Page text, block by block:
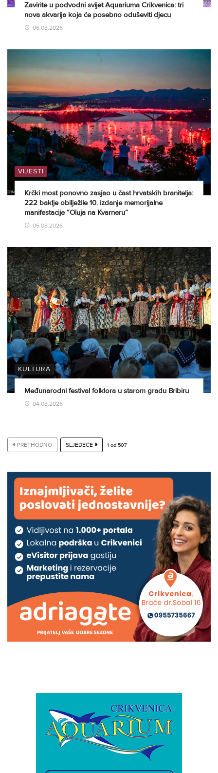
Zavirite u podvodni svijet Aquariuma Crikvenica: tri
nova akvarija koja će posebno oduševiti djecu
06.08.2026
VIJESTI
Krčki most ponovno zasjao u čast hrvatskih branitelja:
222 baklje obilježile 10. izdanje memorijalne
manifestacije “Oluja na Kvarneru”
05.08.2026
KULTURA
Međunarodni festival folklora u starom gradu Bribiru
04.08.2026
PRETHODNO SLJEDEĆE 1 od 507